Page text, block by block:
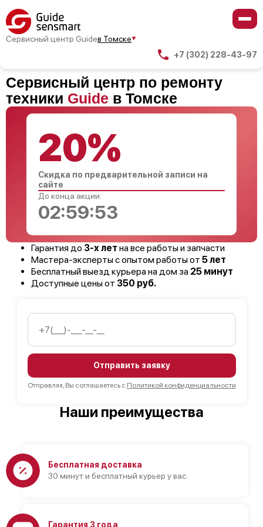
Сервисный центр Guideв Томске
+7 (302) 228-43-97
Сервисный центр по ремонту
техники Guide в Томске
Гарантия до 3-х лет на все работы и запчасти
Мастера-эксперты с опытом работы от 5 лет
Бесплатный выезд курьера на дом за 25 минут
Доступные цены от 350 руб.
Отправить заявку
Отправляя, Вы соглашаетесь с Политикой конфиденциальности
20%
Скидка по предварительной записи на
сайте
До конца акции:
02:59:53
Наши преимущества
Бесплатная доставка
30 минут и бесплатный курьер у вас.
Гарантия 3 года